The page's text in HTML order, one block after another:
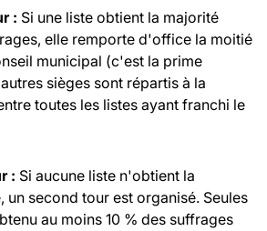
: Si une liste obtient la majorité
elle remporte d'office la moitié
municipal (c'est la prime
sièges sont répartis à la
toutes les listes ayant franchi le
: Si aucune liste n'obtient la
un second tour est organisé. Seules
au moins 10 % des suffrages